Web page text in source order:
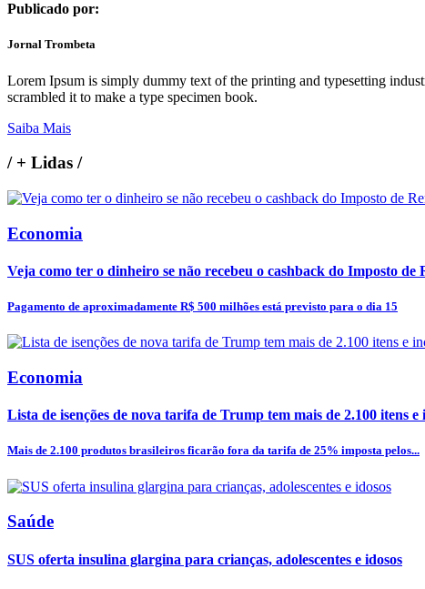
Publicado por:
Jornal Trombeta
Lorem Ipsum is simply dummy text of the printing and typesetting
scrambled it to make a type specimen book.
Saiba Mais
/+ Lidas /
Economia
Veja como ter o dinheiro se não recebeu o cashback do Imposto de
Pagamento de aproximadamente R$ 500 milhões está previsto para o dia 15
Economia
Lista de isenções de nova tarifa de Trump tem mais de 2.100 itens
Mais de 2.100 produtos brasileiros ficarão fora da tarifa de 25% imposta pelos...
Saúde
SUS oferta insulina glargina para crianças, adolescentes e idosos